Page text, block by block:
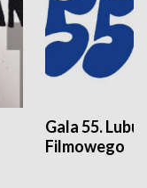
Gala 55.
Filmowego